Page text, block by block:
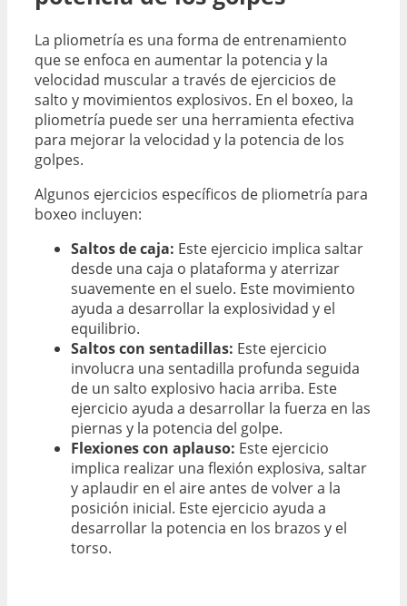
La pliometría es una forma de entrenamiento
que se enfoca en aumentar la potencia y la
velocidad muscular a través de ejercicios de
salto y movimientos explosivos. En el boxeo, la
pliometría puede ser una herramienta efectiva
para mejorar la velocidad y la potencia de los
golpes.
Algunos ejercicios específicos de pliometría para
boxeo incluyen:
Saltos de caja: Este ejercicio implica saltar
desde una caja o plataforma y aterrizar
suavemente en el suelo. Este movimiento
ayuda a desarrollar la explosividad y el
equilibrio.
Saltos con sentadillas: Este ejercicio
involucra una sentadilla profunda seguida
de un salto explosivo hacia arriba. Este
ejercicio ayuda a desarrollar la fuerza en las
piernas y la potencia del golpe.
Flexiones con aplauso: Este ejercicio
implica realizar una flexión explosiva, saltar
y aplaudir en el aire antes de volver a la
posición inicial. Este ejercicio ayuda a
desarrollar la potencia en los brazos y el
torso.